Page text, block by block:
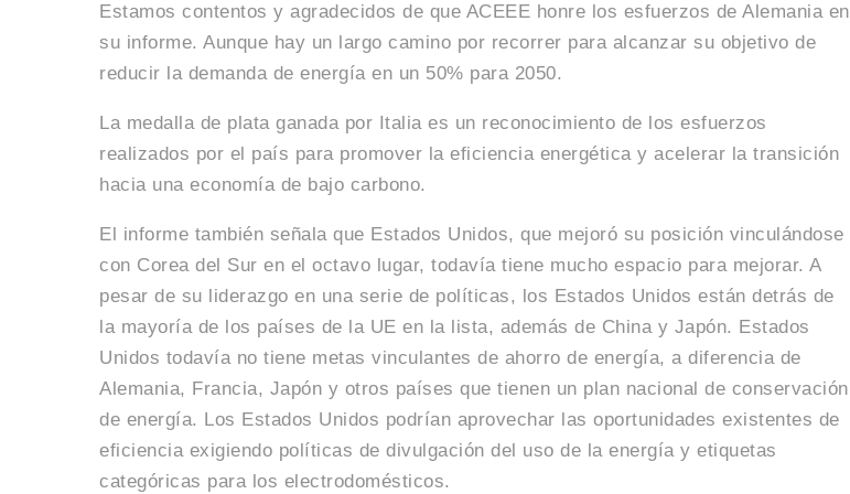
Estamos contentos y agradecidos de que ACEEE honre los esfuerzos de Alemania en
su informe. Aunque hay un largo camino por recorrer para alcanzar su objetivo de
reducir la demanda de energía en un 50% para 2050.
La medalla de plata ganada por Italia es un reconocimiento de los esfuerzos
realizados por el país para promover la eficiencia energética y acelerar la transición
hacia una economía de bajo carbono.
El informe también señala que Estados Unidos, que mejoró su posición vinculándose
con Corea del Sur en el octavo lugar, todavía tiene mucho espacio para mejorar. A
pesar de su liderazgo en una serie de políticas, los Estados Unidos están detrás de
la mayoría de los países de la UE en la lista, además de China y Japón. Estados
Unidos todavía no tiene metas vinculantes de ahorro de energía, a diferencia de
Alemania, Francia, Japón y otros países que tienen un plan nacional de conservación
de energía. Los Estados Unidos podrían aprovechar las oportunidades existentes de
eficiencia exigiendo políticas de divulgación del uso de la energía y etiquetas
categóricas para los electrodomésticos.